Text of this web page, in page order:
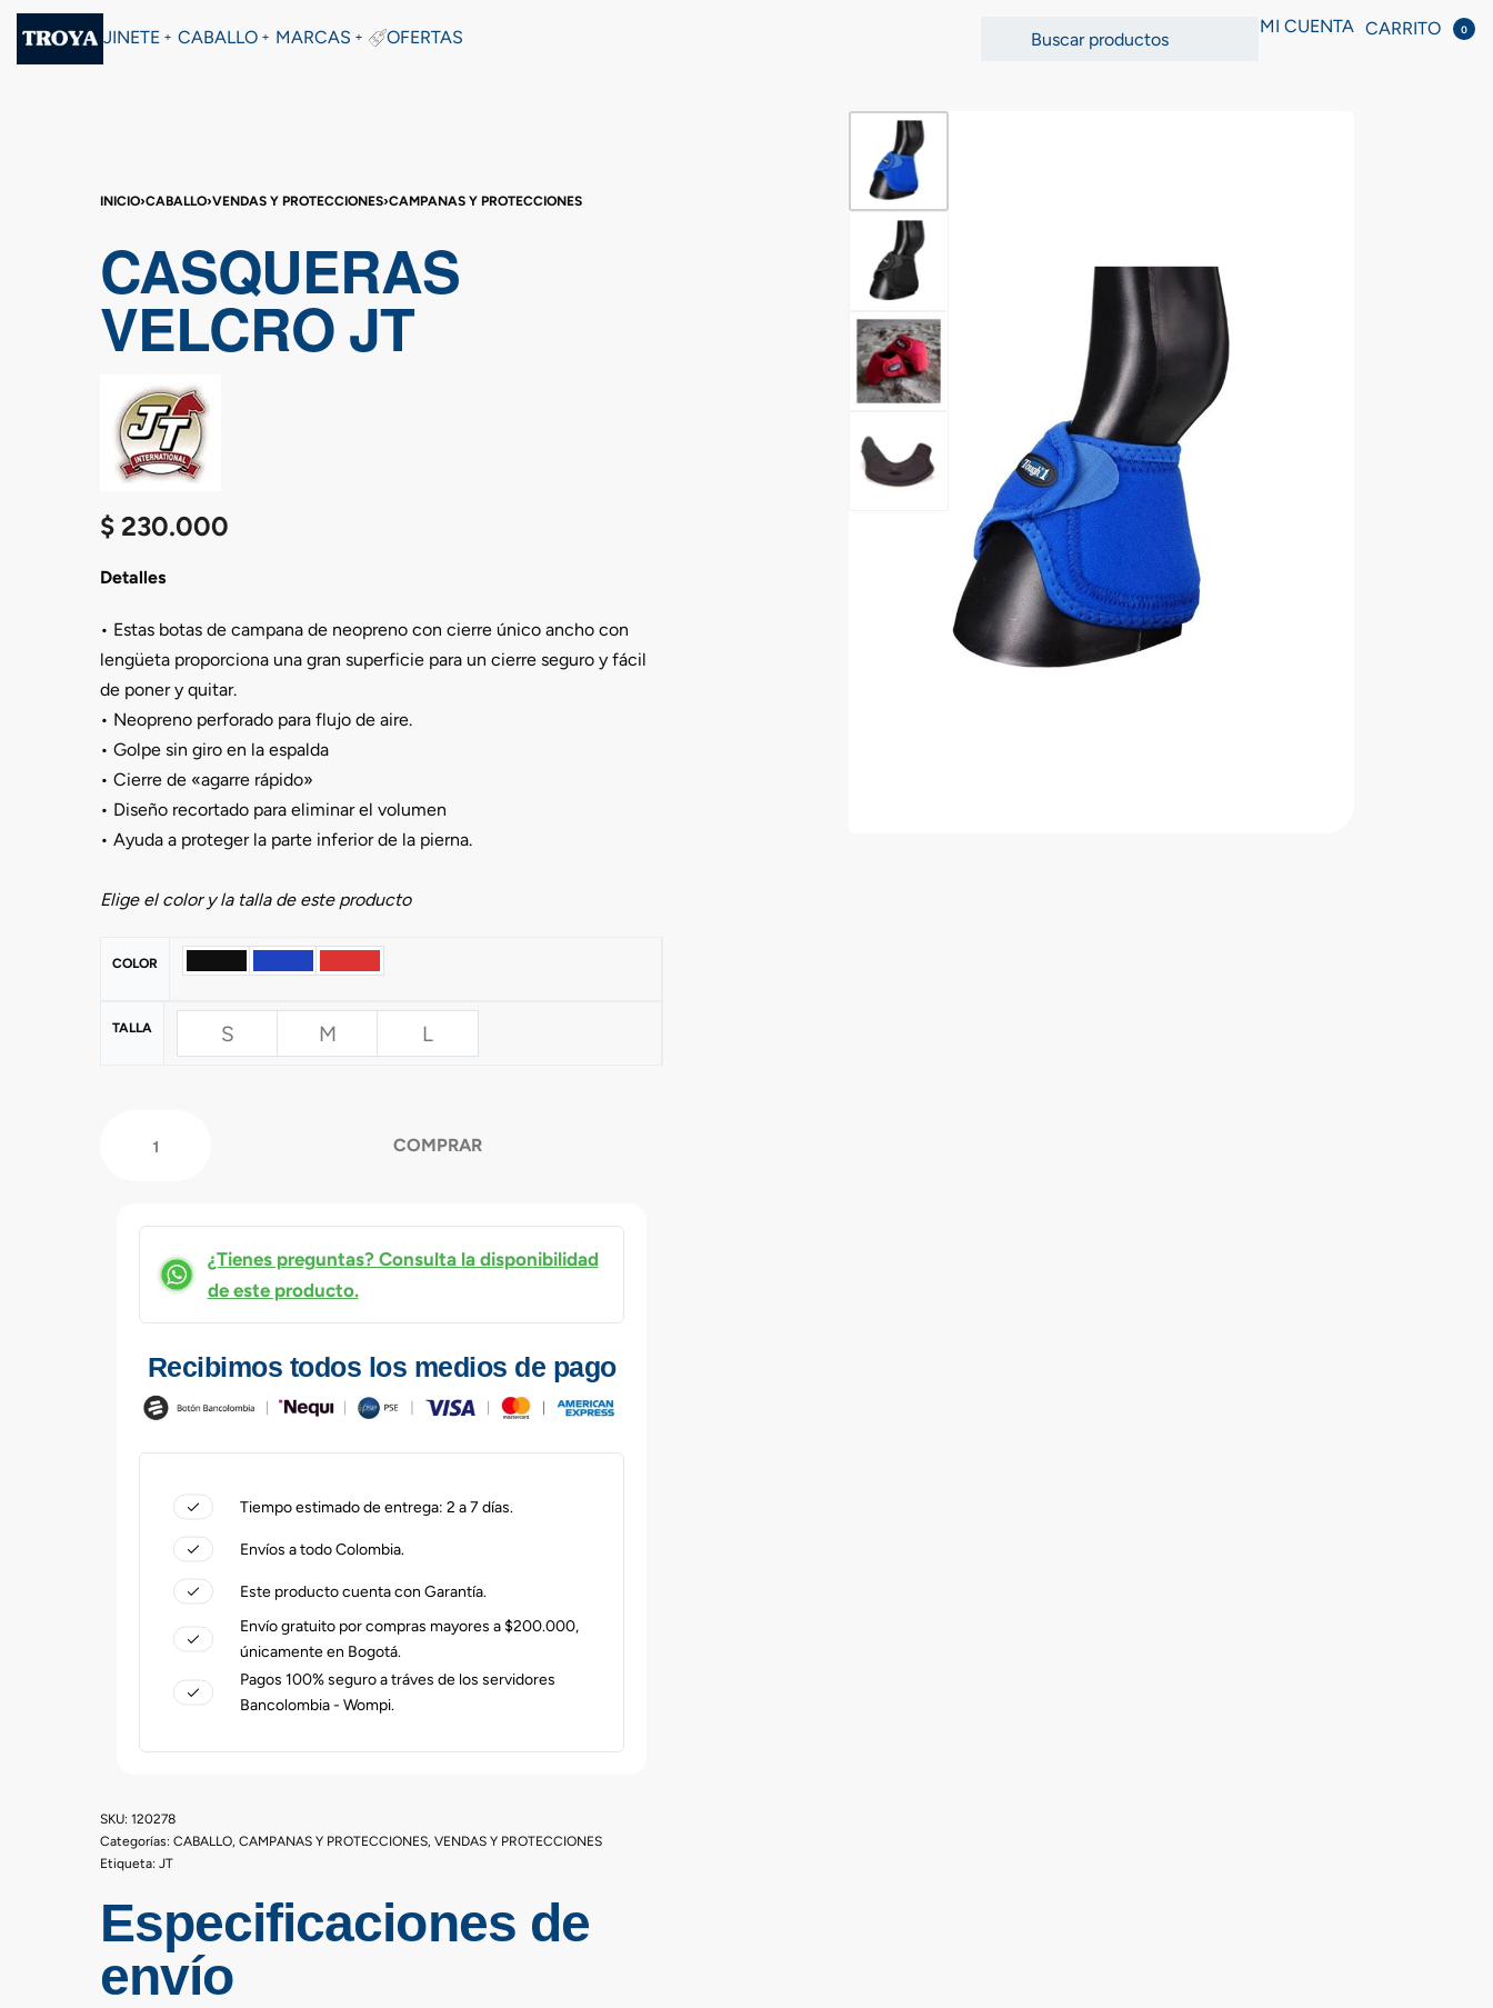
JINETE CABALLO MARCAS OFERTAS
MI CUENTA CARRITO 0
INICIO›CABALLO›VENDAS Y PROTECCIONES›CAMPANAS Y PROTECCIONES
CASQUERAS
VELCRO JT
$ 230.000
Detalles
• Estas botas de campana de neopreno con cierre único ancho con
lengüeta proporciona una gran superficie para un cierre seguro y fácil
de poner y quitar.
• Neopreno perforado para flujo de aire.
• Golpe sin giro en la espalda
• Cierre de «agarre rápido»
• Diseño recortado para eliminar el volumen
• Ayuda a proteger la parte inferior de la pierna.
Elige el color y la talla de este producto
COLOR
TALLA S M L
COMPRAR
¿Tienes preguntas? Consulta la disponibilidad
de este producto.
Recibimos todos los medios de pago
Tiempo estimado de entrega: 2 a 7 días.
Envíos a todo Colombia.
Este producto cuenta con Garantía.
Envío gratuito por compras mayores a $200.000,
únicamente en Bogotá.
Pagos 100% seguro a tráves de los servidores
Bancolombia - Wompi.
120278
Categorías: CABALLO, CAMPANAS Y PROTECCIONES, VENDAS Y PROTECCIONES
Etiqueta: JT
Especificaciones de
envío